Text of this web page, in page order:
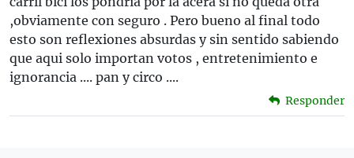
,obviamente con seguro . Pero bueno al final todo
esto son reflexiones absurdas y sin sentido sabiendo
que aqui solo importan votos , entretenimiento e
ignorancia .... pan y circo ....
Responder